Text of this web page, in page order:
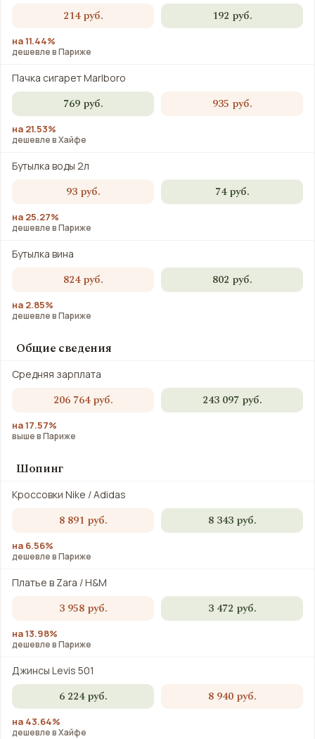
214 руб. 192 руб.
на 11.44%
дешевле в Париже
Пачка сигарет Marlboro
769 руб. 935 руб.
на 21.53%
дешевле в Хайфе
Бутылка воды 2л
93 руб. 74 руб.
на 25.27%
дешевле в Париже
Бутылка вина
824 руб. 802 руб.
на 2.85%
дешевле в Париже
Общие сведения
Средняя зарплата
206 764 руб. 243 097 руб.
на 17.57%
выше в Париже
Шопинг
Кроссовки Nike / Adidas
8 891 руб. 8 343 руб.
на 6.56%
дешевле в Париже
Платье в Zara / H&M
3 958 руб. 3 472 руб.
на 13.98%
дешевле в Париже
Джинсы Levis 501
6 224 руб. 8 940 руб.
на 43.64%
дешевле в Хайфе